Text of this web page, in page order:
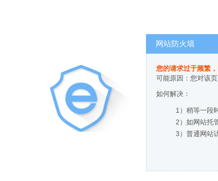
网站防火墙
您的请求过于频繁
可能原因：您对该
如何解决：
1）稍等一段
2）如网站托
3）普通网站